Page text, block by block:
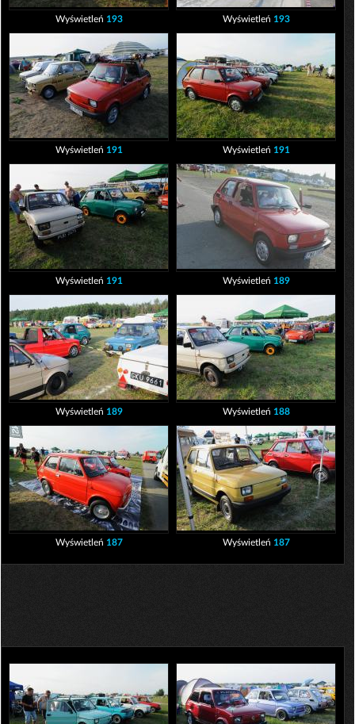
Wyświetleń 193 Wyświetleń 193
Wyświetleń 191 Wyświetleń 191
Wyświetleń 191 Wyświetleń 189
Wyświetleń 189 Wyświetleń 188
Wyświetleń 187 Wyświetleń 187